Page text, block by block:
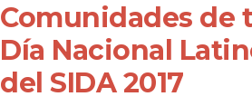
Comunidades de
Día Nacional
del SIDA 2017